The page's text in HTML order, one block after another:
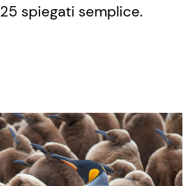
spiegati semplice.